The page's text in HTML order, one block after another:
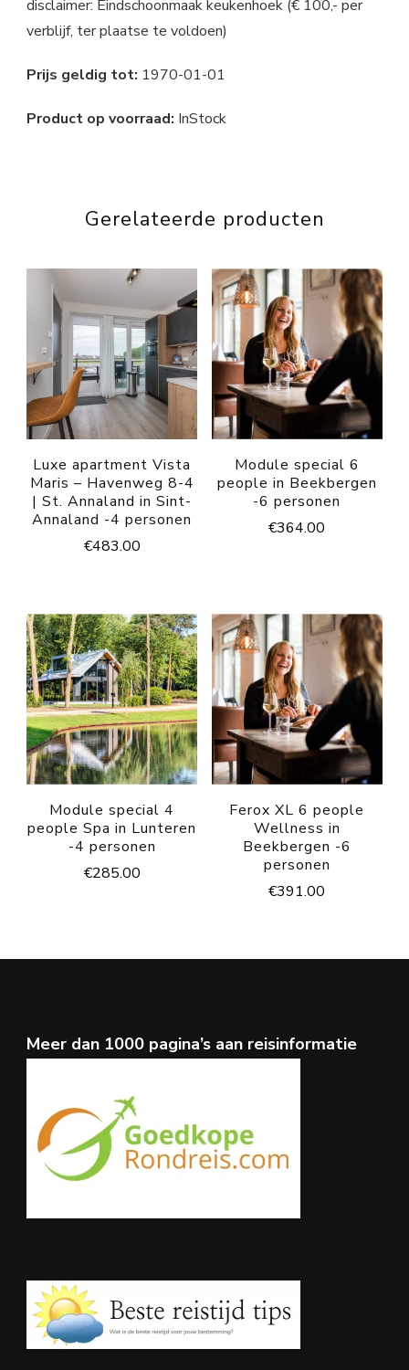
disclaimer: Eindschoonmaak keukenhoek (€ 100,- per
verblijf, ter plaatse te voldoen)
Prijs geldig tot: 1970-01-01
Product op voorraad: InStock
Gerelateerde producten
Luxe apartment Vista
Maris – Havenweg 8-4
| St. Annaland in Sint-
Annaland -4 personen
€483.00
Module special 6
people in Beekbergen
-6 personen
€364.00
Module special 4
people Spa in Lunteren
-4 personen
€285.00
Ferox XL 6 people
Wellness in
Beekbergen -6
personen
€391.00
Meer dan 1000 pagina’s aan reisinformatie